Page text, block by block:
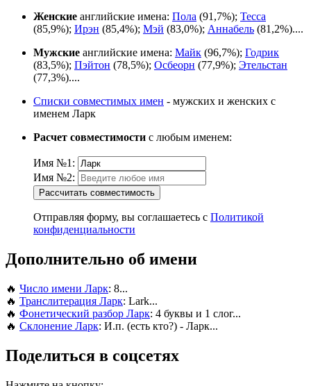
Женские английские имена: Пола (91,7%); Тесса
(85,9%); Ирэн (85,4%); Мэй (83,0%); Аннабель (81,2%)....
Мужские английские имена: Майк (96,7%); Годрик
(83,5%); Пэйтон (78,5%); Осбеорн (77,9%); Этельстан
(77,3%)....
Списки совместимых имен - мужских и женских с
именем Ларк
Расчет совместимости с любым именем:
Имя №1:
Имя №2:
Рассчитать совместимость
Отправляя форму, вы соглашаетесь с Политикой
конфиденциальности
Дополнительно об имени
🔥 Число имени Ларк: 8...
🔥 Транслитерация Ларк: Lark...
🔥 Фонетический разбор Ларк: 4 буквы и 1 слог...
🔥 Склонение Ларк: И.п. (есть кто?) - Ларк...
Поделиться в соцсетях